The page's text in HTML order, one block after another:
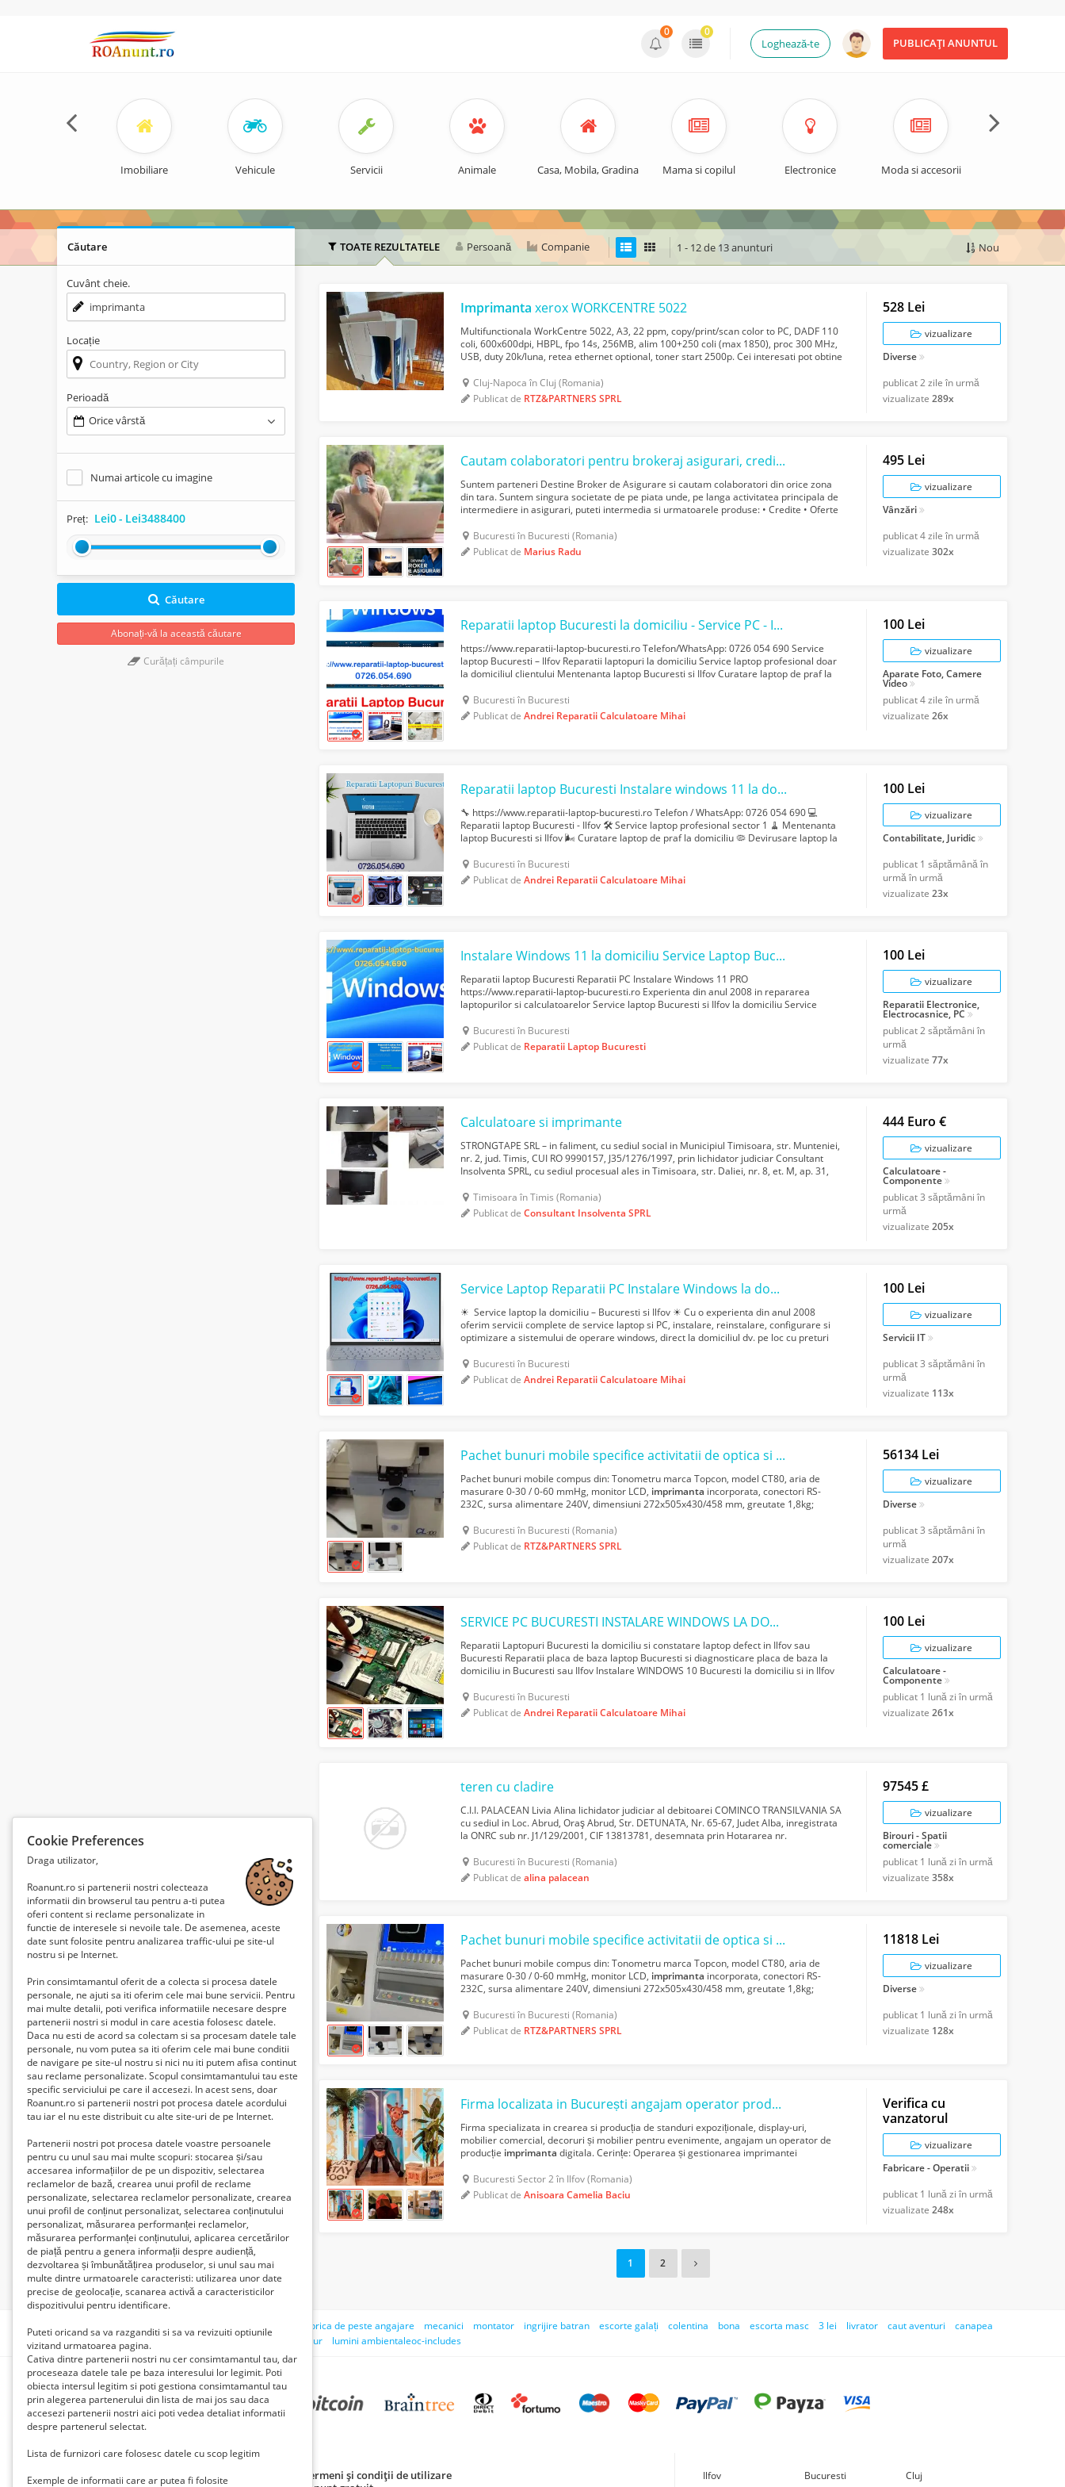
PUBLICAȚI ANUNTUL
Loghează-te
0 0
Imobiliare Vehicule Servicii Animale Casa, Mobila, Gradina Mama si copilul Electronice Moda si accesorii
TOATE REZULTATELE Persoană Companie 1 - 12 de 13 anunturi Nou
Imprimanta xerox WORKCENTRE 5022
Multifunctionala WorkCentre 5022, A3, 22 ppm, copy/print/scan color to PC, DADF 110
coli, 600x600dpi, HBPL, fpo 14s, 256MB, alim 100+250 coli (max 1850), proc 300 MHz,
USB, duty 20k/luna, retea ethernet optional, toner start 2500p. Cei interesati pot obtine
Cluj-Napoca în Cluj (Romania)
Publicat de RTZ&PARTNERS SPRL
528 Lei
vizualizare
Diverse
publicat2 zile în urmă
vizualizate 289x
Cautam colaboratori pentru brokeraj asigurari, credite, pensii, oferte de vacant...
Suntem parteneri Destine Broker de Asigurare si cautam colaboratori din orice zona
din tara. Suntem singura societate de pe piata unde, pe langa activitatea principala de
intermediere in asigurari, puteti intermedia si urmatoarele produse: • Credite • Oferte
Bucuresti în Bucuresti (Romania)
Publicat de Marius Radu
495 Lei
vizualizare
Vânzări
publicat4 zile în urmă
vizualizate 302x
Reparatii laptop Bucuresti la domiciliu - Service PC - Instalare Windows 11
https://www.reparatii-laptop-bucuresti.ro Telefon/WhatsApp: 0726 054 690 Service
laptop Bucuresti – Ilfov Reparatii laptopuri la domiciliu Service laptop profesional doar
la domiciliul clientului Mentenanta laptop Bucuresti si Ilfov Curatare laptop de praf la
Bucuresti în Bucuresti
Publicat deAndrei Reparatii Calculatoare Mihai
100 Lei
vizualizare
Aparate Foto, Camere
Video
publicat4 zile în urmă
vizualizate 26x
Reparatii laptop Bucuresti Instalare windows 11 la domiciliul clientului Service...
🔧 https://www.reparatii-laptop-bucuresti.ro Telefon / WhatsApp: 0726 054 690 💻
Reparatii laptop Bucuresti - Ilfov 🛠️ Service laptop profesional sector 1 🧹 Mentenanta
laptop Bucuresti si Ilfov 🌬️ Curatare laptop de praf la domiciliu 🦠 Devirusare laptop la
Bucuresti în Bucuresti
Publicat deAndrei Reparatii Calculatoare Mihai
100 Lei
vizualizare
Contabilitate, Juridic
publicat 1 săptămână în
urmă în urmă
vizualizate 23x
Instalare Windows 11 la domiciliu Service Laptop Bucuresti Reparatii calculatoar...
Reparatii laptop Bucuresti Reparatii PC Instalare Windows 11 PRO
https://www.reparatii-laptop-bucuresti.ro Experienta din anul 2008 in repararea
laptopurilor si calculatoarelor Service laptop Bucuresti si Ilfov la domiciliu Service
Bucuresti în Bucuresti
Publicat de Reparatii Laptop Bucuresti
100 Lei
vizualizare
Reparatii Electronice,
Electrocasnice, PC
publicat2 săptămâni în
urmă
vizualizate 77x
Calculatoare si imprimante
STRONGTAPE SRL – in faliment, cu sediul social in Municipiul Timisoara, str. Munteniei,
nr. 2, jud. Timis, CUI RO 9990157, J35/1276/1997, prin lichidator judiciar Consultant
Insolventa SPRL, cu sediul procesual ales in Timisoara, str. Daliei, nr. 8, et. M, ap. 31,
Timisoara în Timis (Romania)
Publicat deConsultant Insolventa SPRL
444 Euro €
vizualizare
Calculatoare -
Componente
publicat3 săptămâni în
urmă
vizualizate 205x
Service Laptop Reparatii PC Instalare Windows la domiciliu in Bucuresti si Ilfov
☀ Service laptop la domiciliu – Bucuresti si Ilfov ☀ Cu o experienta din anul 2008
oferim servicii complete de service laptop si PC, instalare, reinstalare, configurare si
optimizare a sistemului de operare windows, direct la domiciliul dv. pe loc cu preturi
Bucuresti în Bucuresti
Publicat deAndrei Reparatii Calculatoare Mihai
100 Lei
vizualizare
Servicii IT
publicat3 săptămâni în
urmă
vizualizate 113x
Pachet bunuri mobile specifice activitatii de optica si optometrie
Pachet bunuri mobile compus din: Tonometru marca Topcon, model CT80, aria de
masurare 0-30 / 0-60 mmHg, monitor LCD, imprimanta incorporata, conectori RS-
232C, sursa alimentare 240V, dimensiuni 272x505x430/458 mm, greutate 1,8kg;
Bucuresti în Bucuresti (Romania)
Publicat de RTZ&PARTNERS SPRL
56134 Lei
vizualizare
Diverse
publicat3 săptămâni în
urmă
vizualizate 207x
SERVICE PC BUCURESTI INSTALARE WINDOWS LA DOMICILIU SERVICE LAPTOP BUCURESTI
Reparatii Laptopuri Bucuresti la domiciliu si constatare laptop defect in Ilfov sau
Bucuresti Reparatii placa de baza laptop Bucuresti si diagnosticare placa de baza la
domiciliu in Bucuresti sau Ilfov Instalare WINDOWS 10 Bucuresti la domiciliu si in Ilfov
Bucuresti în Bucuresti
Publicat deAndrei Reparatii Calculatoare Mihai
100 Lei
vizualizare
Calculatoare -
Componente
publicat 1 lună zi în urmă
vizualizate 261x
teren cu cladire
C.I.I. PALACEAN Livia Alina lichidator judiciar al debitoarei COMINCO TRANSILVANIA SA
cu sediul in Loc. Abrud, Oraş Abrud, Str. DETUNATA, Nr. 65-67, Judet Alba, inregistrata
la ONRC sub nr. J1/129/2001, CIF 13813781, desemnata prin Hotararea nr.
Bucuresti în Bucuresti (Romania)
Publicat dealina palacean
97545 £
vizualizare
Birouri - Spatii
comerciale
publicat 1 lună zi în urmă
vizualizate 358x
Pachet bunuri mobile specifice activitatii de optica si optometrie!!!
Pachet bunuri mobile compus din: Tonometru marca Topcon, model CT80, aria de
masurare 0-30 / 0-60 mmHg, monitor LCD, imprimanta incorporata, conectori RS-
232C, sursa alimentare 240V, dimensiuni 272x505x430/458 mm, greutate 1,8kg;
Bucuresti în Bucuresti (Romania)
Publicat de RTZ&PARTNERS SPRL
11818 Lei
vizualizare
Diverse
publicat 1 lună zi în urmă
vizualizate 128x
Firma localizata in București angajam operator producție digitala cu ...
Firma specializata in crearea si producția de standuri expoziționale, display-uri,
mobilier comercial, decoruri și mobilier pentru evenimente, angajam un operator de
producție imprimanta digitala. Cerințe: Operarea și gestionarea imprimantei
Bucuresti Sector 2 în Ilfov (Romania)
Publicat deAnisoara Camelia Baciu
Verifica cu
vanzatorul
vizualizare
Fabricare - Operatii
publicat 1 lună zi în urmă
vizualizate 248x
1 2
Căutare
Cuvânt cheie.
Locație
Perioadă
Orice vârstă
Numai articole cu imagine
Preț: Lei0- Lei3488400
Căutare
Abonați-vă la această căutare
Curățați câmpurile
Cookie Preferences
Draga utilizator,
Roanunt.ro si partenerii nostri colecteaza
informatii din browserul tau pentru a-ti putea
oferi content si reclame personalizate in
functie de interesele si nevoile tale. De asemenea, aceste
date sunt folosite pentru analizarea traffic-ului pe site-ul
nostru si pe Internet.
Prin consimtamantul oferit de a colecta si procesa datele
personale, ne ajuti sa iti oferim cele mai bune servicii. Pentru
mai multe detalii, poti verifica informatiile necesare despre
partenerii nostri si modul in care acestia folosesc datele.
Daca nu esti de acord sa colectam si sa procesam datele tale
personale, nu vom putea sa iti oferim cele mai bune conditii
de navigare pe site-ul nostru si nici nu iti putem afisa continut
sau reclame personalizate. Scopul consimtamantului tau este
specific serviciului pe care il accesezi. In acest sens, doar
Roanunt.ro si partenerii nostri pot procesa datele acordului
tau iar el nu este distribuit cu alte site-uri de pe Internet.
Partenerii nostri pot procesa datele voastre persoanele
pentru cu unul sau mai multe scopuri: stocarea și/sau
accesarea informațiilor de pe un dispozitiv, selectarea
reclamelor de bază, crearea unui profil de reclame
personalizate, selectarea reclamelor personalizate, crearea
unui profil de conținut personalizat, selectarea conținutului
personalizat, măsurarea performanței reclamelor,
măsurarea performanței conținutului, aplicarea cercetărilor
de piață pentru a genera informații despre audiență,
dezvoltarea și îmbunătățirea produselor, si unul sau mai
multe dintre urmatoarele caracteristi: utilizarea unor date
precise de geolocație, scanarea activă a caracteristicilor
dispozitivului pentru identificare.
Puteti oricand sa va razganditi si sa va revizuiti optiunile
vizitand urmatoarea pagina.
Cativa dintre partenerii nostri nu cer consimtamantul tau, dar
proceseaza datele tale pe baza interesului lor legimit. Poti
obiecta intersul legitim si poti gestiona consimtamantul tau
prin alegerea partenerului din lista de mai jos sau daca
accesezi partenerii nostri aici poti vedea detaliat informatii
despre partenerul selectat.
Lista de furnizori care folosesc datele cu scop legitim
Exemple de informatii care ar putea fi folosite
Căutări recente: imprimanta pat dormitor fabrica de peste angajare mecanici montator ingrijire batran escorte galați colentina bona escorta masc 3 lei livrator caut aventuri
canapea
obregia
detector de metal lucrez de acasă agent de cur lumini ambientaleoc-includes
PARTENERII NOȘTRI
Politică de confidențialitate Politica cookie
Termeni și condiții de utilizare
Ilfov Bucuresti Cluj